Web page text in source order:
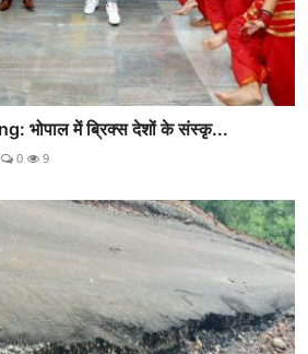
भोपाल में ब्रिक्स देशों के संस्कृ...
0 9